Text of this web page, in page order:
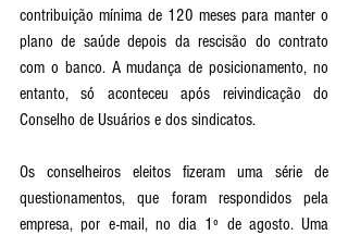
contribuição mínima de 120 meses para manter o
plano de saúde depois da rescisão do contrato
com o banco. A mudança de posicionamento, no
entanto, só aconteceu após reivindicação do
Conselho de Usuários e dos sindicatos.
Os conselheiros eleitos fizeram uma série de
questionamentos, que foram respondidos pela
empresa, por e-mail, no dia 1º de agosto. Uma